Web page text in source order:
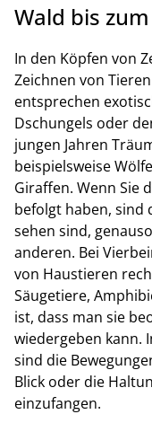
Wald bis
In den Köpfen von
Zeichnen von
entsprechen
Dschungels oder
jungen Jahren
beispielsweise
Giraffen. Wenn Sie
befolgt haben, sind
sehen sind,
anderen. Bei
von Haustieren
Säugetiere,
ist, dass man sie
wiedergeben kann.
sind die
Blick oder die
einzufangen.